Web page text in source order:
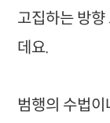
고집하는 방
데요.
범행의 수법